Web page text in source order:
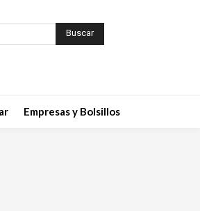
Buscar
Empresas y Bolsillos